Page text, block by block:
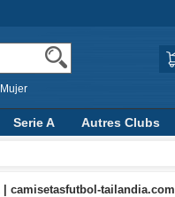
Mujer
Serie A Autres Clubs
| camisetasfutbol-tailandia.com